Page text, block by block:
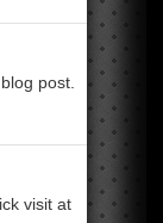
post.
visit at